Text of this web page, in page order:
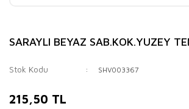
SARAYLI BEYAZ SAB.KOK.YUZEY
Stok Kodu SHV003367
215,50 TL